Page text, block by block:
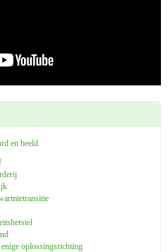
en beeld
oplossingsrichting